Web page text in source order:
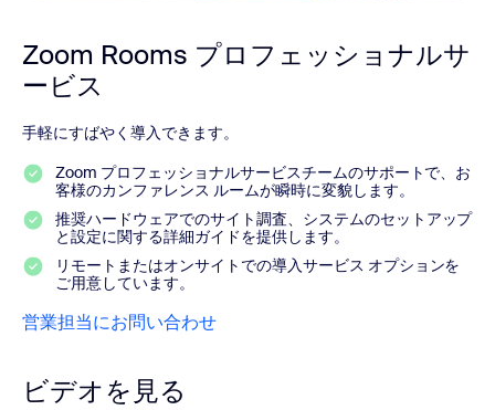
Zoom Rooms プロフェッショナルサ
ービス
手軽にすばやく導入できます。
Zoom プロフェッショナルサービスチームのサポートで、お
客様のカンファレンス ルームが瞬時に変貌します。
推奨ハードウェアでのサイト調査、システムのセットアップ
と設定に関する詳細ガイドを提供します。
リモートまたはオンサイトでの導入サービス オプションを
ご用意しています。
営業担当にお問い合わせ
ビデオを見る